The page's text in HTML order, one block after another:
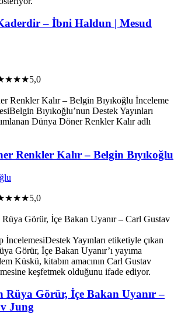
– İbni Haldun | Mesud
5,0
İnceleme
Belgin Bıyıkoğlu’nun Destek Yayınları
Dünya Döner Renkler Kalır adlı
Renkler Kalır – Belgin Bıyıkoğlu
5,0
İncelemesiDestek Yayınları etiketiyle çıkan
Görür, İçe Bakan Uyanır’ı yayıma
Küskü, kitabın amacının Carl Gustav
keşfetmek olduğunu ifade ediyor.
Rüya Görür, İçe Bakan Uyanır –
Jung